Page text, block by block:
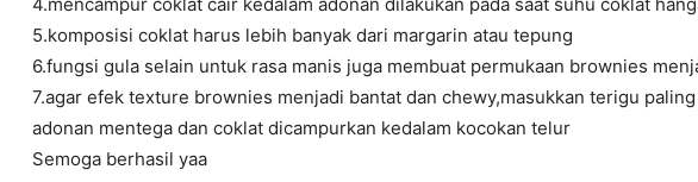
5.komposisi coklat harus lebih banyak dari margarin atau tepung
6.fungsi gula selain untuk rasa manis juga membuat permukaan brownies
7.agar efek texture brownies menjadi bantat dan chewy,masukkan terigu
adonan mentega dan coklat dicampurkan kedalam kocokan telur
Semoga berhasil yaa